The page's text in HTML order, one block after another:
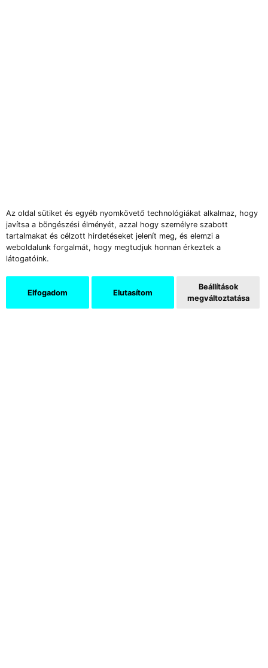
Az oldal sütiket és egyéb nyomkövető technológiákat alkalmaz, hogy
javítsa a böngészési élményét, azzal hogy személyre szabott
tartalmakat és célzott hirdetéseket jelenít meg, és elemzi a
weboldalunk forgalmát, hogy megtudjuk honnan érkeztek a
látogatóink.
Elfogadom Elutasítom
Beállítások
megváltoztatása